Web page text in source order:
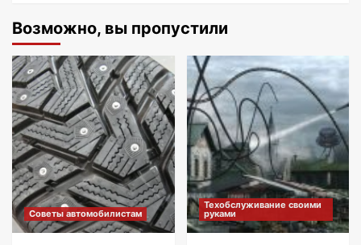
Возможно, вы пропустили
Советы автомобилистам
Техобслуживание своими
руками